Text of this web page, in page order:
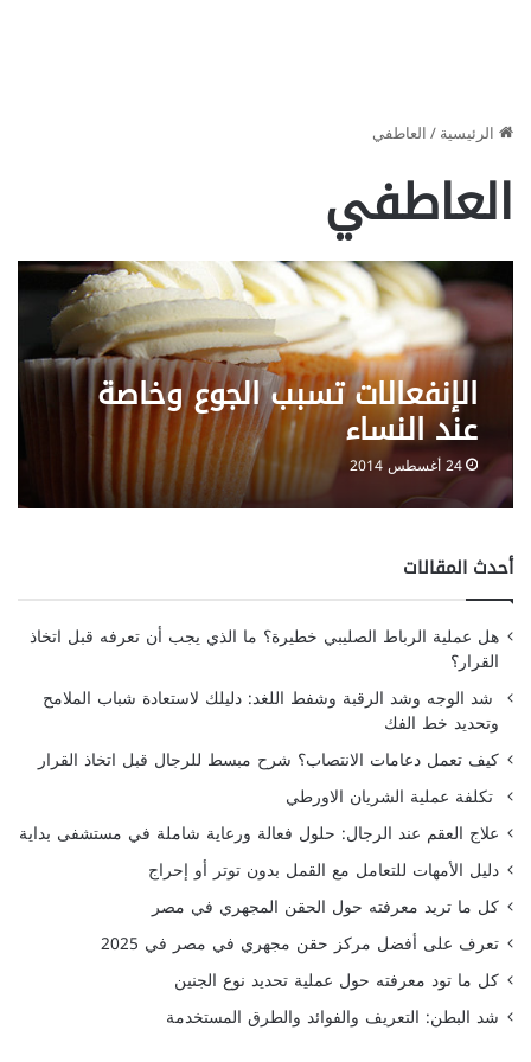
الرئيسية/العاطفي
العاطفي
الإنفعالات تسبب الجوع وخاصة
عند النساء
24 أغسطس 2014
أحدث المقالات
هل عملية الرباط الصليبي خطيرة؟ ما الذي يجب أن تعرفه قبل اتخاذ
القرار؟
شد الوجه وشد الرقبة وشفط اللغد: دليلك لاستعادة شباب الملامح
وتحديد خط الفك
كيف تعمل دعامات الانتصاب؟ شرح مبسط للرجال قبل اتخاذ القرار
تكلفة عملية الشريان الاورطي
علاج العقم عند الرجال: حلول فعالة ورعاية شاملة في مستشفى بداية
دليل الأمهات للتعامل مع القمل بدون توتر أو إحراج
كل ما تريد معرفته حول الحقن المجهري في مصر
تعرف على أفضل مركز حقن مجهري في مصر في 2025
كل ما تود معرفته حول عملية تحديد نوع الجنين
شد البطن: التعريف والفوائد والطرق المستخدمة